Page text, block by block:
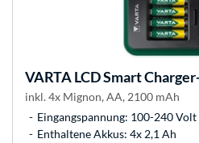
VARTALCD Smart
inkl. 4x Mignon, AA, 2100 mAh
Eingangspannung: 100-240 Volt
Enthaltene Akkus: 4x 2,1 Ah